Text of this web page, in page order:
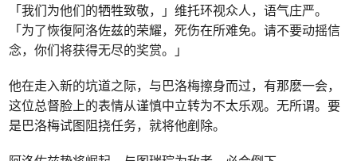
「我们为他们的牺牲致敬，」维托环视众人，语气庄严。
「为了恢復阿洛佐兹的荣耀，死伤在所难免。请不要动摇信
念，你们将获得无尽的奖赏。」
他在走入新的坑道之际，与巴洛梅擦身而过，有那麽一会，
这位总督脸上的表情从谨慎中立转为不太乐观。无所谓。要
是巴洛梅试图阻挠任务，就将他剷除。